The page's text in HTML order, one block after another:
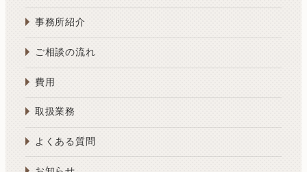
事務所紹介
ご相談の流れ
費用
取扱業務
よくある質問